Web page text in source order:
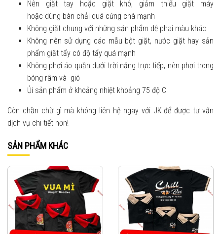
Nên giặt tay hoặc giặt khô, giảm thiểu giặt máy
hoặc dùng bàn chải quá cứng chà mạnh
Không giặt chung với những sản phẩm dễ phai màu khác
Không nên sử dụng các mẫu bột giặt, nước giặt hay sản
phẩm giặt tẩy có độ tẩy quá mạnh
Không phơi áo quần dưới trời nắng trực tiếp, nên phơi trong
bóng râm và gió
Ủi sản phẩm ở khoảng nhiệt khoảng 75 độ C
Còn chần chừ gì mà không liên hệ ngay với JK để được tư vấn
dịch vụ chi tiết hơn!
SẢN PHẨM KHÁC